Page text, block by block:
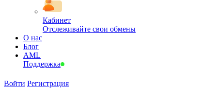
Кабинет
Отслеживайте свои обмены
О нас
Блог
AML
Поддержка
Войти Регистрация